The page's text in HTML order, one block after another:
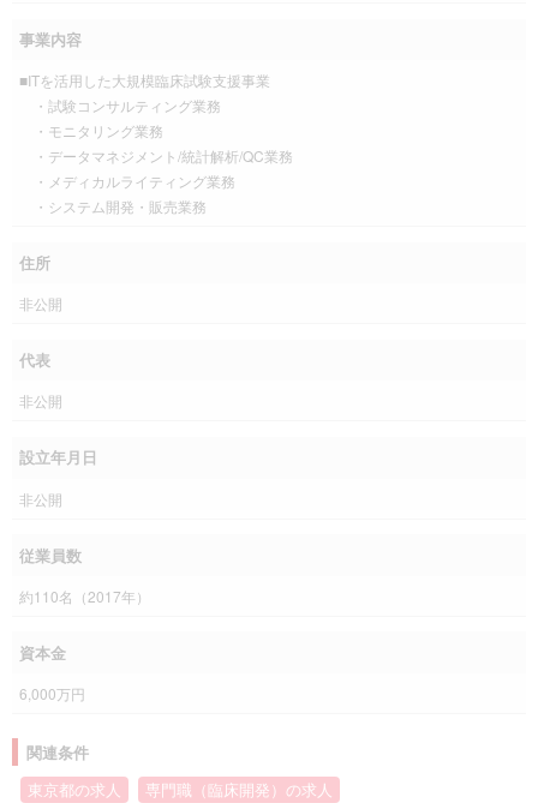
事業内容
■ITを活用した大規模臨床試験支援事業
・試験コンサルティング業務
・モニタリング業務
・データマネジメント/統計解析/QC業務
・メディカルライティング業務
・システム開発・販売業務
住所
非公開
代表
非公開
設立年月日
非公開
従業員数
約110名（2017年）
資本金
6,000万円
関連条件
東京都の求人
専門職（臨床開発）の求人